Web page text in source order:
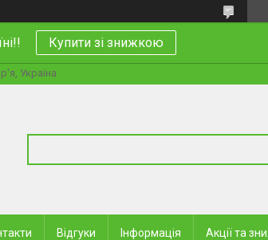
Купити зі знижкою
Україна
Відгуки Інформація Акції та